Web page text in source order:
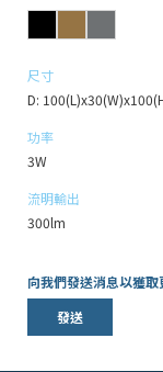
尺寸
D:
功率
3W
流明輸出
300lm
向我們發送消息以獲取
發送